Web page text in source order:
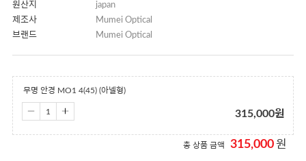
원산지
japan
제조사
Mumei Optical
브랜드
Mumei Optical
무명 안경 MO1 4(45) (아넬형)
315,000원
총 상품 금액 315,000 원